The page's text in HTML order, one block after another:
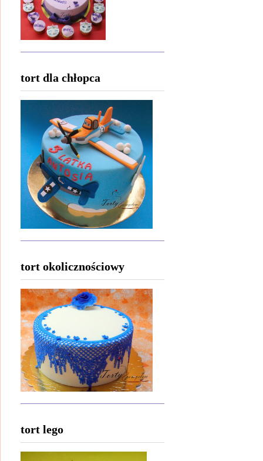
tort dla chłopca
tort okolicznościowy
tort lego